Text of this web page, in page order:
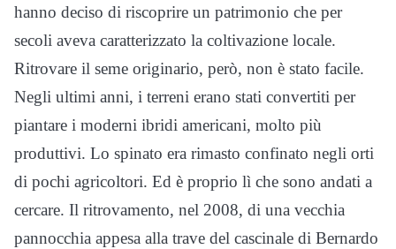
hanno deciso di riscoprire un patrimonio che per
secoli aveva caratterizzato la coltivazione locale.
Ritrovare il seme originario, però, non è stato facile.
Negli ultimi anni, i terreni erano stati convertiti per
piantare i moderni ibridi americani, molto più
produttivi. Lo spinato era rimasto confinato negli orti
di pochi agricoltori. Ed è proprio lì che sono andati a
cercare. Il ritrovamento, nel 2008, di una vecchia
pannocchia appesa alla trave del cascinale di Bernardo